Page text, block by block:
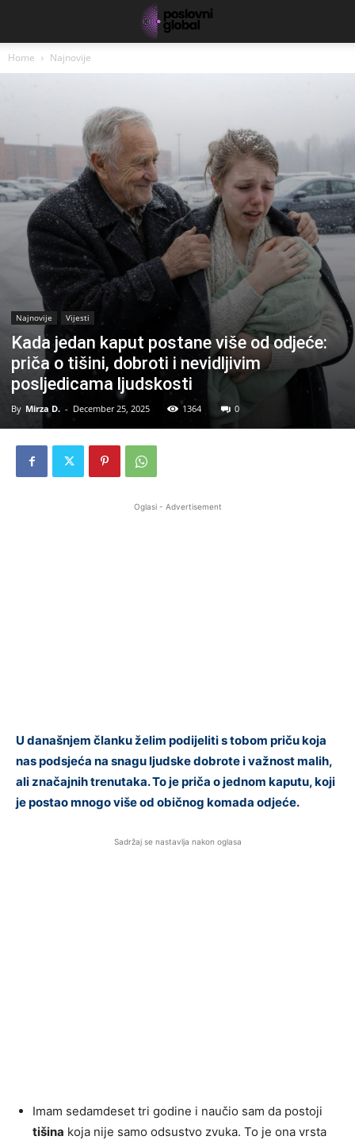
Home Najnovije
Najnovije Vijesti
Kada jedan kaput postane više od odjeće:
priča o tišini, dobroti i nevidljivim
posljedicama ljudskosti
By Mirza D. - December 25, 2025 1364 0
Oglasi - Advertisement
U današnjem članku želim podijeliti s tobom priču koja
nas podsjeća na snagu ljudske dobrote i važnost malih,
ali značajnih trenutaka. To je priča o jednom kaputu, koji
je postao mnogo više od običnog komada odjeće.
Sadržaj se nastavlja nakon oglasa
Imam sedamdeset tri godine i naučio sam da postoji
tišina koja nije samo odsustvo zvuka. To je ona vrsta